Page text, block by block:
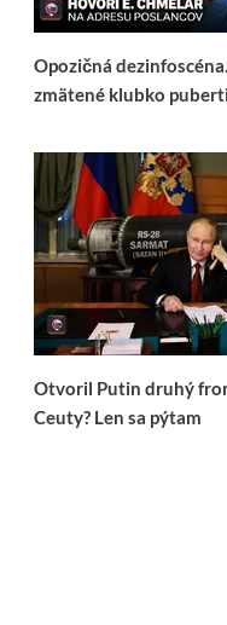
Opozičná
zmätené klubko
Otvoril Putin druhý
Ceuty? Len sa pýtam